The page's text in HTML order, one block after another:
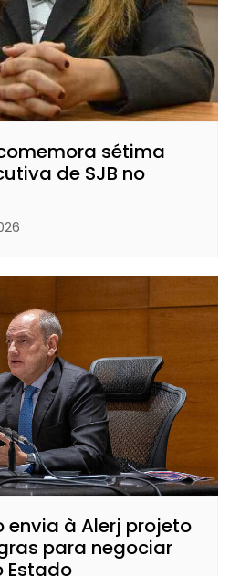
sétima
de SJB no
envia à Alerj projeto
para negociar
Estado